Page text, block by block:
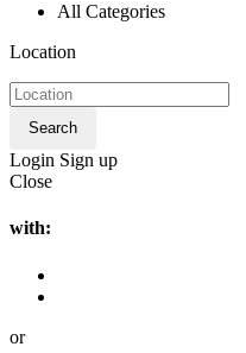
All Categories
Location
Search
Login Sign up
Close
with:
or